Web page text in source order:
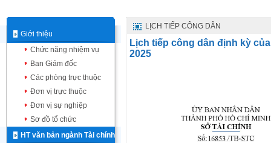
Giới thiệu
Chức năng nhiệm vụ
Ban Giám đốc
Các phòng trực thuộc
Đơn vị trực thuộc
Đơn vị sự nghiệp
Sơ đồ tổ chức
HT văn bản ngành Tài chính
LỊCH TIẾP CÔNG DÂN
Lịch tiếp công dân định kỳ
2025